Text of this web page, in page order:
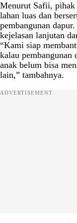
Menurut Safii, pihak
lahan luas dan
pembangunan
kejelasan lanjutan
“Kami siap
kalau
anak belum bisa
lain,” tambahnya.
ADVERTISEMENT